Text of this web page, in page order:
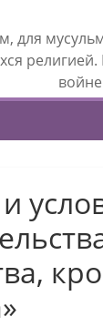
для
религией.